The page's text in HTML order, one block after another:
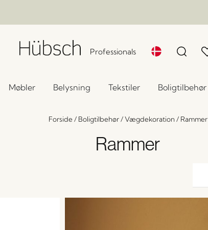
Professionals
Møbler Belysning Tekstiler Boligtilbehør
Forside/ Boligtilbehør/Vægdekoration/ Rammer
Rammer